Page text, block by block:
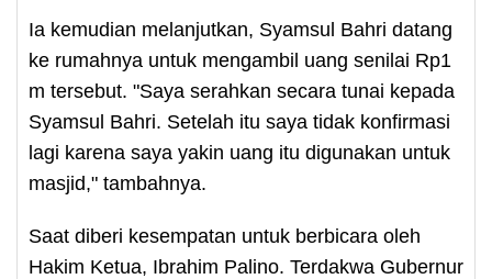
Ia kemudian melanjutkan, Syamsul Bahri datang
ke rumahnya untuk mengambil uang senilai Rp1
m tersebut. "Saya serahkan secara tunai kepada
Syamsul Bahri. Setelah itu saya tidak konfirmasi
lagi karena saya yakin uang itu digunakan untuk
masjid," tambahnya.
Saat diberi kesempatan untuk berbicara oleh
Hakim Ketua, Ibrahim Palino. Terdakwa Gubernur